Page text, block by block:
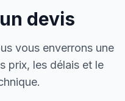
devis
vous enverrons une
prix, les délais et le